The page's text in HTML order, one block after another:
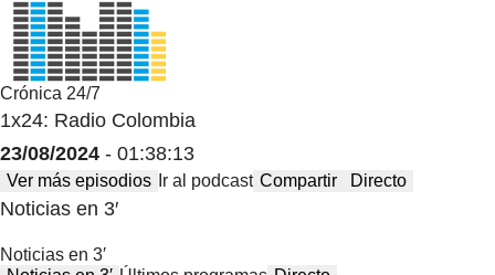
Crónica 24/7
1x24: Radio Colombia
23/08/2024 - 01:38:13
Ver más episodios Ir al podcast Compartir Directo
Noticias en 3′
Noticias en 3′